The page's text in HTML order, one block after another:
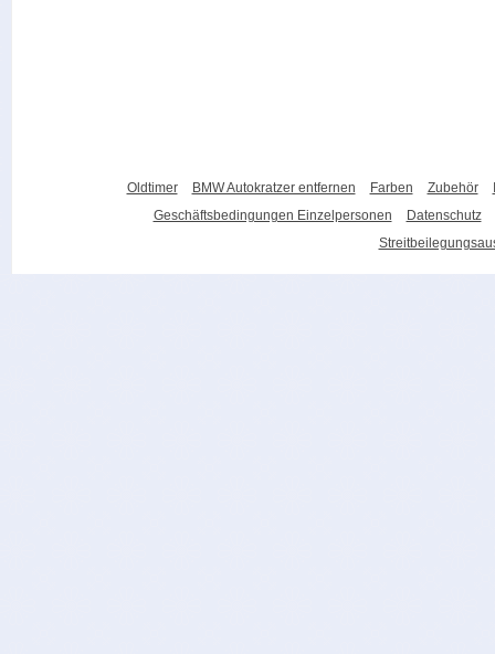
Oldtimer BMW Autokratzer entfernen Farben Zubehör
Geschäftsbedingungen Einzelpersonen
Datenschutz